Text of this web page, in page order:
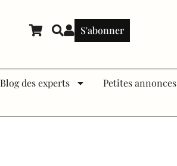
S'abonner
Blog des experts Petites annonces